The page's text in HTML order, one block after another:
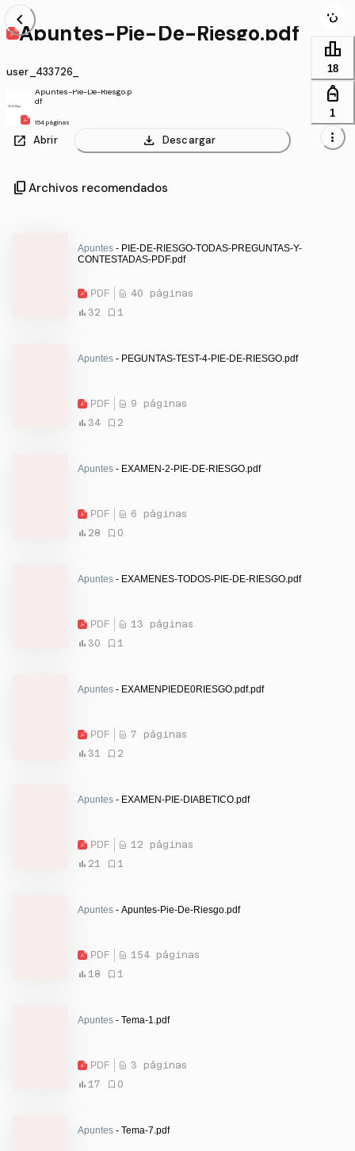
chevron_left
Apuntes-Pie-De-Riesgo.pdf
user_433726_
Apuntes-Pie-De-Riesgo.p
df
154 páginas
open_in_new Abrir download Descargar
leaderboard
18
personal_bag
1
more_vert
content_copy Archivos recomendados
Apuntes - PIE-DE-RIESGO-TODAS-PREGUNTAS-Y-
CONTESTADAS-PDF.pdf
PDF
40 páginas
32
1
Apuntes - PEGUNTAS-TEST-4-PIE-DE-RIESGO.pdf
PDF
9 páginas
34
2
Apuntes - EXAMEN-2-PIE-DE-RIESGO.pdf
PDF
6 páginas
28
0
Apuntes - EXAMENES-TODOS-PIE-DE-RIESGO.pdf
PDF
13 páginas
30
1
Apuntes - EXAMENPIEDE0RIESGO.pdf.pdf
PDF
7 páginas
31
2
Apuntes - EXAMEN-PIE-DIABETICO.pdf
PDF
12 páginas
21
1
Apuntes - Apuntes-Pie-De-Riesgo.pdf
PDF
154 páginas
18
1
Apuntes - Tema-1.pdf
PDF
3 páginas
17
0
Apuntes - Tema-7.pdf